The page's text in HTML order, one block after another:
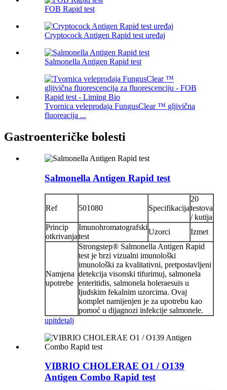
FOB Rapid test
Cryptocock Antigen Rapid test uređaj
Salmonella Antigen Rapid test
Tvornica veleprodaja FungusClear ™ gljivična
fluoreacija ...
Gastroenteričke bolesti
Salmonella Antigen Rapid test
Ref 501080 Specifikacija
20
testova
/ kutija
Princip
otkrivanja
Imunohromatografski
test
Uzorci Izmet
Namjena
upotrebe
Strongstep® Salmonella Antigen Rapid
test je brzi vizualni imunološki
imunološki za kvalitativni, pretpostavljeni
detekcija visonski tifurimuj, salmonela
enteritidis, salmonela holeraesuis u
ljudskim fekalnim uzorcima. Ovaj
komplet namijenjen je za upotrebu kao
pomoć u dijagnozi infekcije salmonele.
upitdetalj
VIBRIO CHOLERAE O1 / O139
Antigen Combo Rapid test